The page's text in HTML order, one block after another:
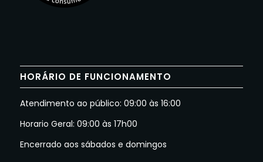
HORÁRIO DE FUNCIONAMENTO
Atendimento ao público: 09:00 às 16:00
Horario Geral: 09:00 às 17h00
Encerrado aos sábados e domingos